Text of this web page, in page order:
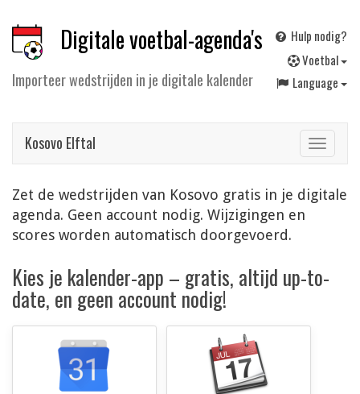
Digitale voetbal-agenda's
Importeer wedstrijden in je digitale kalender
Hulp nodig?
Voetbal
Language
Toggle
Kosovo Elftal
Zet de wedstrijden van Kosovo gratis in je digitale
agenda. Geen account nodig. Wijzigingen en
scores worden automatisch doorgevoerd.
Kies je kalender-app – gratis, altijd up-to-
date, en geen account nodig!